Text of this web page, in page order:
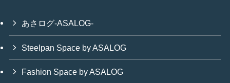
あさログ-ASALOG-
Steelpan Space by ASALOG
Fashion Space by ASALOG